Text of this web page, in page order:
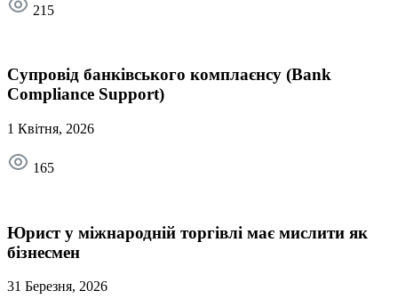
215
Супровід банківського комплаєнсу (Bank
Compliance Support)
1 Квітня, 2026
165
Юрист у міжнародній торгівлі має мислити як
бізнесмен
31 Березня, 2026